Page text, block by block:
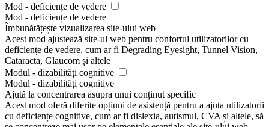
Mod - deficiențe de vedere
Mod - deficiențe de vedere
Îmbunătățește vizualizarea site-ului web
Acest mod ajustează site-ul web pentru confortul utilizatorilor cu
deficiențe de vedere, cum ar fi Degrading Eyesight, Tunnel Vision,
Cataracta, Glaucom și altele
Modul - dizabilități cognitive
Modul - dizabilități cognitive
Ajută la concentrarea asupra unui conținut specific
Acest mod oferă diferite opțiuni de asistență pentru a ajuta utilizatorii
cu deficiențe cognitive, cum ar fi dislexia, autismul, CVA și altele, să